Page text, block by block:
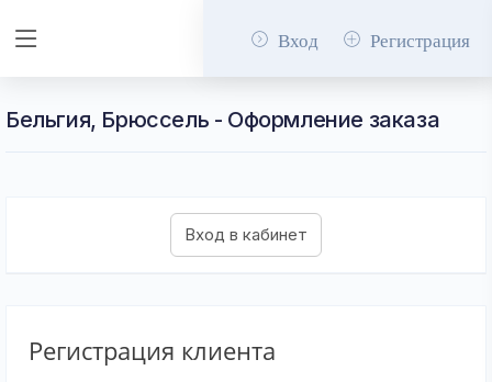
Вход Регистрация
Бельгия, Брюссель - Оформление заказа
Регистрация клиента